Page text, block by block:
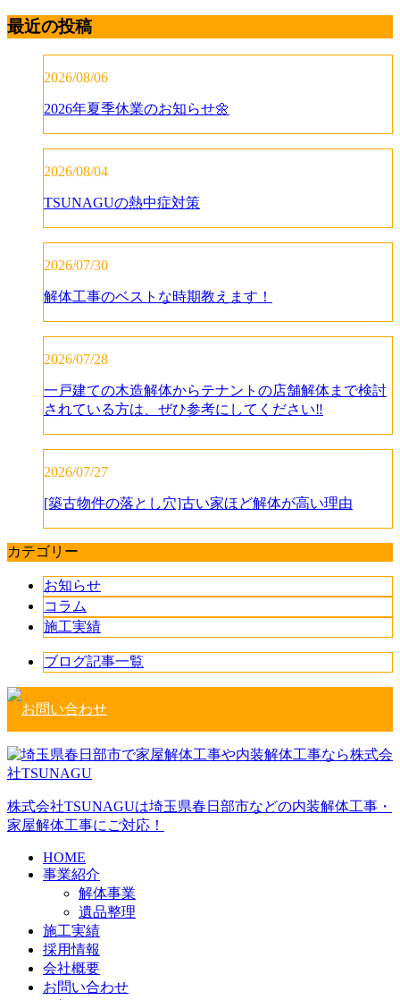
最近の投稿
2026/08/06
2026年夏季休業のお知らせ🌼
2026/08/04
TSUNAGUの熱中症対策
2026/07/30
解体工事のベストな時期教えます！
2026/07/28
一戸建ての木造解体からテナントの店舗解体まで検討
されている方は、ぜひ参考にしてください‼️
2026/07/27
[築古物件の落とし穴]古い家ほど解体が高い理由
カテゴリー
お知らせ
コラム
施工実績
ブログ記事一覧
株式会社TSUNAGUは埼玉県春日部市などの内装解体工事・
家屋解体工事にご対応！
HOME
事業紹介
解体事業
遺品整理
施工実績
採用情報
会社概要
お問い合わせ